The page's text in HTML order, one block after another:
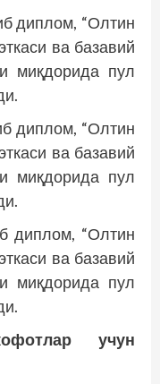
диплом, “Олтин
ва базавий
миқдорида пул
диплом, “Олтин
ва базавий
миқдорида пул
диплом, “Олтин
ва базавий
миқдорида пул
учун